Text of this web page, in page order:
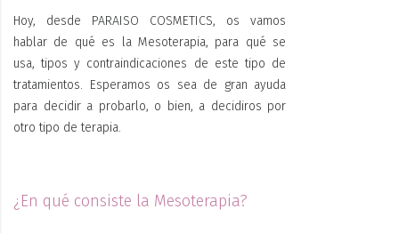
Hoy, desde PARAISO COSMETICS, os vamos
hablar de qué es la Mesoterapia, para qué se
usa, tipos y contraindicaciones de este tipo de
tratamientos. Esperamos os sea de gran ayuda
para decidir a probarlo, o bien, a decidiros por
otro tipo de terapia.
¿En qué consiste la Mesoterapia?